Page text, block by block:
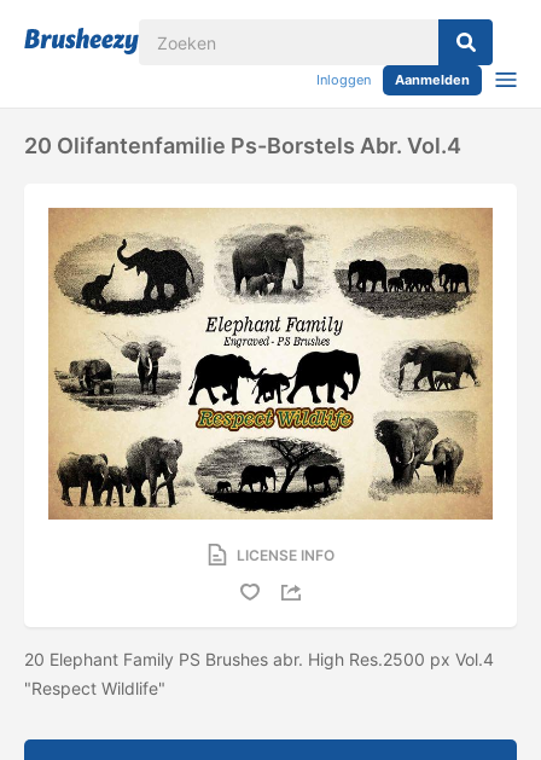
Inloggen Aanmelden
20 Olifantenfamilie Ps-Borstels Abr. Vol.4
LICENSE INFO
20 Elephant Family PS Brushes abr. High Res.2500 px Vol.4
"Respect Wildlife"